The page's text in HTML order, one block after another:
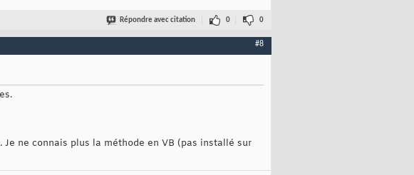
Répondre avec citation 0 0
#8
ne connais plus la méthode en VB (pas installé sur